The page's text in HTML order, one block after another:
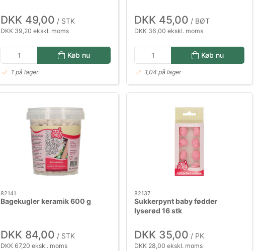
DKK 49,00 / STK
DKK 39,20 ekskl. moms
Køb nu
1 på lager
DKK 45,00 / BØT
DKK 36,00 ekskl. moms
Køb nu
1,04 på lager
82141
Bagekugler keramik 600 g
DKK 84,00 / STK
DKK 67,20 ekskl. moms
82137
Sukkerpynt baby fødder
lyserød 16 stk
DKK 35,00 / PK
DKK 28,00 ekskl. moms